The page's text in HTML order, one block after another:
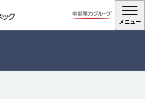
メニュー